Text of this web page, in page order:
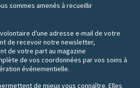
sommes amenés à recueillir
d'une adresse e-mail de votre
de recevoir notre newsletter,
de votre part au magazine
de vos coordonnées par vos soins à
événementielle.
de mieux vous connaître. Elles